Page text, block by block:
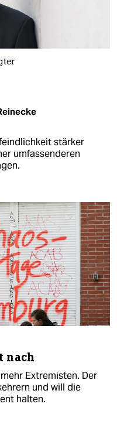
stärker
umfassenderen
nach
Extremisten. Der
und will die
halten.